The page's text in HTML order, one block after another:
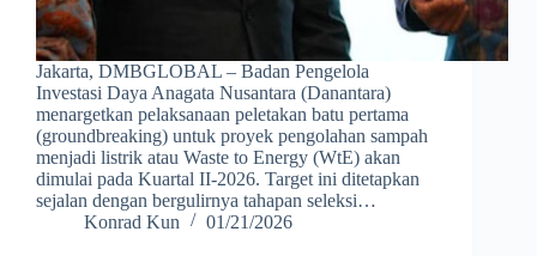
Jakarta, DMBGLOBAL – Badan Pengelola
Investasi Daya Anagata Nusantara (Danantara)
menargetkan pelaksanaan peletakan batu pertama
(groundbreaking) untuk proyek pengolahan sampah
menjadi listrik atau Waste to Energy (WtE) akan
dimulai pada Kuartal II-2026. Target ini ditetapkan
sejalan dengan bergulirnya tahapan seleksi…
Konrad Kun
01/21/2026